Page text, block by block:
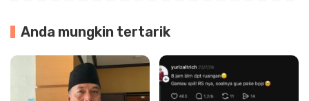
Anda mungkin tertarik